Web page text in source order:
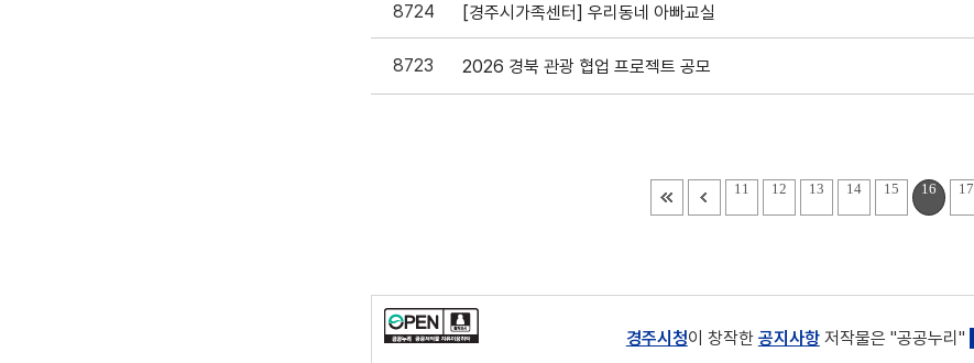
8724 [경주시가족센터] 우리동네 아빠교실
8723 2026 경북 관광 협업 프로젝트 공모
11 12 13 14 15 16 17
경주시청이 창작한 공지사항저작물은 "공공누리"